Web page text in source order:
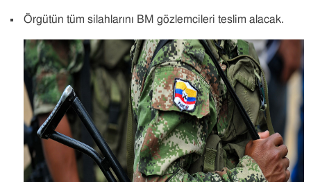
Örgütün tüm silahlarını BM gözlemcileri teslim alacak.